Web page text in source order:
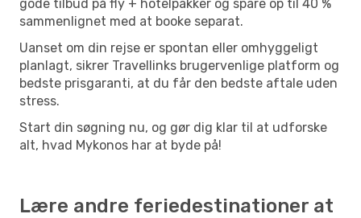
gode tilbud på fly + hotelpakker og spare op til 40 %
sammenlignet med at booke separat.
Uanset om din rejse er spontan eller omhyggeligt
planlagt, sikrer Travellinks brugervenlige platform og
bedste prisgaranti, at du får den bedste aftale uden
stress.
Start din søgning nu, og gør dig klar til at udforske
alt, hvad Mykonos har at byde på!
Lære andre feriedestinationer at